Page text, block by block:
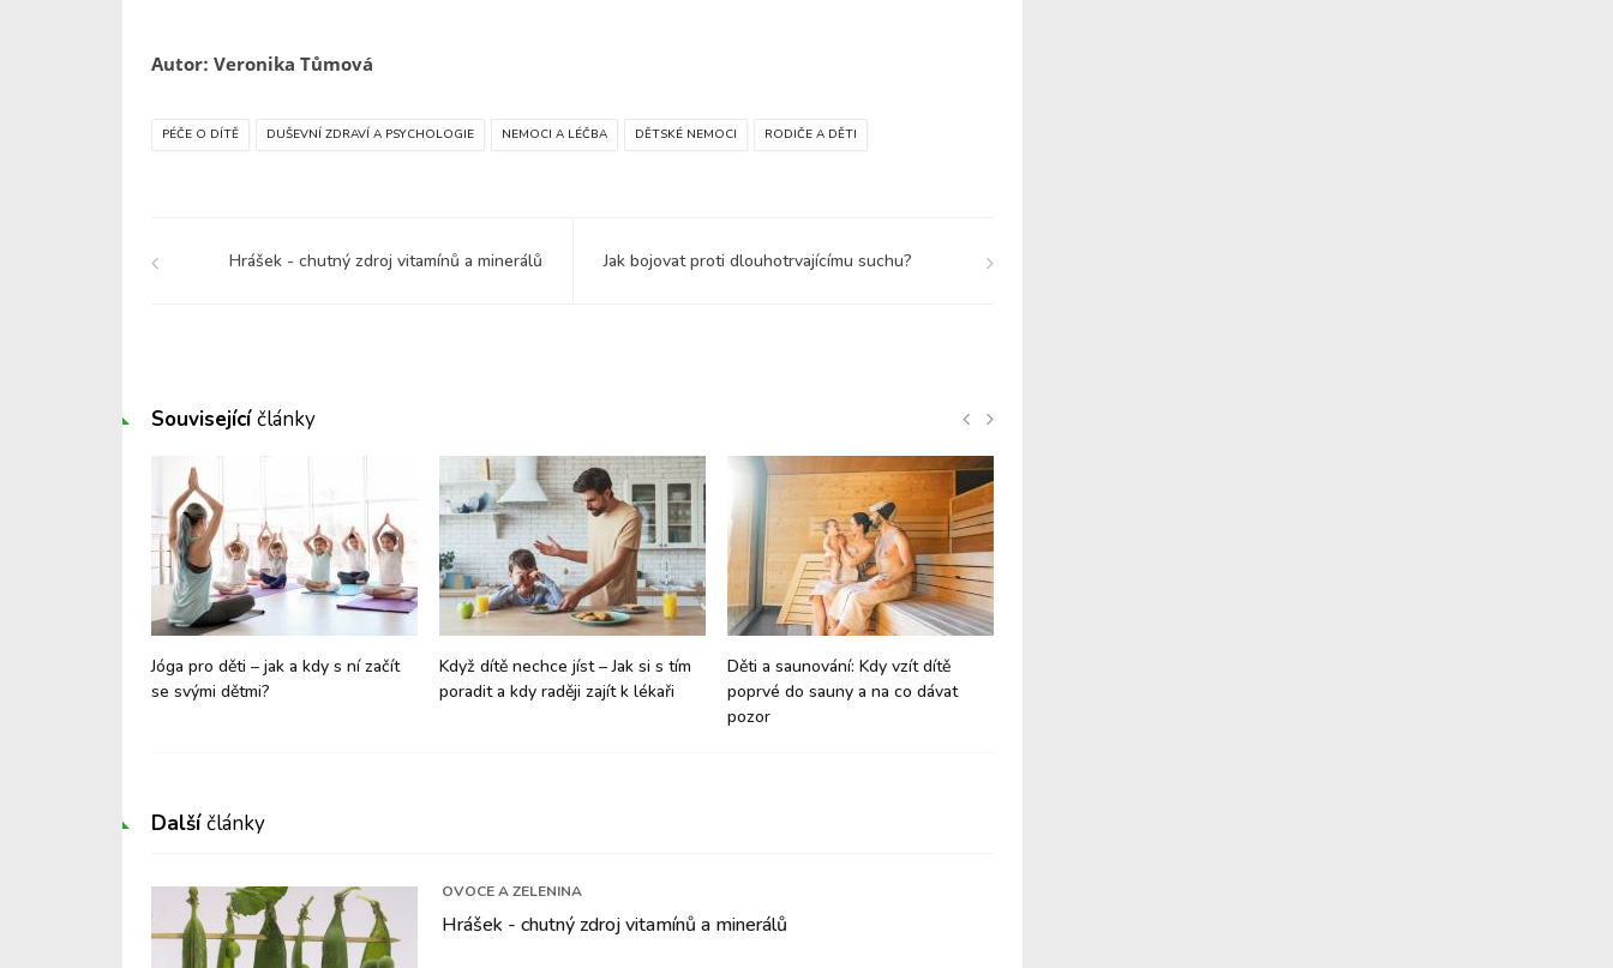
Autor: Veronika Tůmová
PÉČE O DÍTĚ DUŠEVNÍ ZDRAVÍ A PSYCHOLOGIE NEMOCI A LÉČBA DĚTSKÉ NEMOCI RODIČE A DĚTI
Hrášek - chutný zdroj vitamínů a minerálů Jak bojovat proti dlouhotrvajícímu suchu?
Souvisejícíčlánky
Jóga pro děti – jak a kdy s ní začít
se svými dětmi?
Když dítě nechce jíst – Jak si s tím
poradit a kdy raději zajít k lékaři
Děti a saunování: Kdy vzít dítě
poprvé do sauny a na co dávat
pozor
Dalšíčlánky
OVOCE A ZELENINA
Hrášek - chutný zdroj vitamínů a minerálů